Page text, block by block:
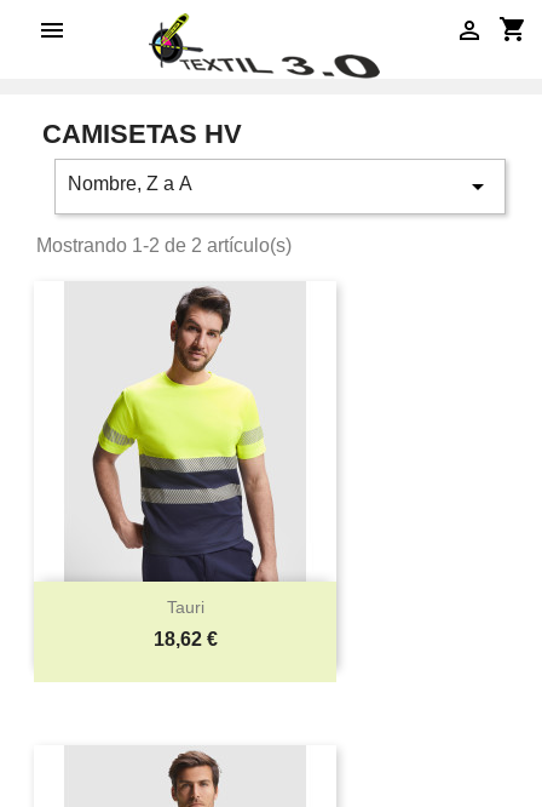
 shopping_cart

CAMISETAS HV
Nombre, Z a A 
Mostrando 1-2 de 2 artículo(s)
Tauri
Precio
18,62 €